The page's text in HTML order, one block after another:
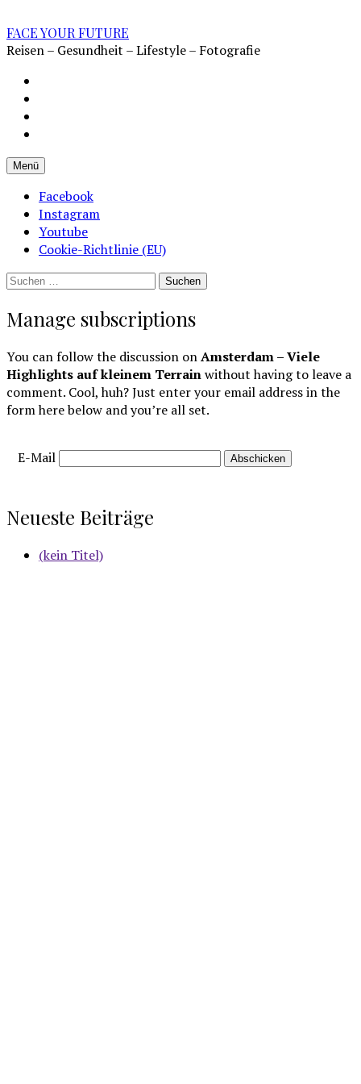
Inhalt
überspringen
FACE YOUR FUTURE
Reisen – Gesundheit – Lifestyle – Fotografie
(EU)
Menü
Facebook
Instagram
Youtube
Cookie-Richtlinie (EU)
Suchen
Manage subscriptions
You can follow the discussion onAmsterdam – Viele
Highlights auf kleinem Terrainwithout having to leave a
comment. Cool, huh? Just enter your email address in the
form here below and you’re all set.
E-Mail
Neueste Beiträge
(kein Titel)